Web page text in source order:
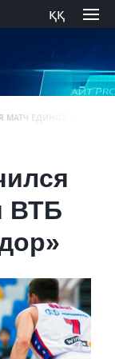
ққ
ЕДИНОЙ ЛИГИ ВТБ
ВТБ